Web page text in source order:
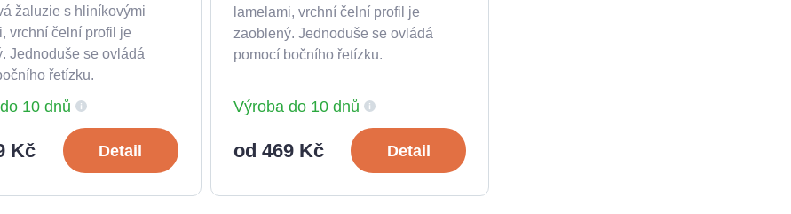
žaluzie s hliníkovými
vrchní čelní profil je
Jednoduše se ovládá
řetízku.
10 dnů
Kč Detail
lamelami, vrchní čelní profil je
zaoblený. Jednoduše se ovládá
pomocí bočního řetízku.
Výroba do 10 dnů
od 469 Kč Detail